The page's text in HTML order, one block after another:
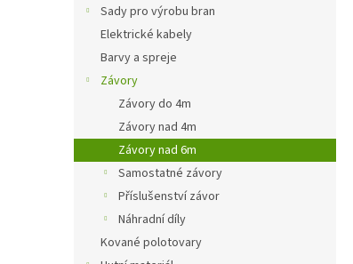
Sady pro výrobu bran
Elektrické kabely
Barvy a spreje
Závory
Závory do 4m
Závory nad 4m
Závory nad 6m
Samostatné závory
Příslušenství závor
Náhradní díly
Kované polotovary